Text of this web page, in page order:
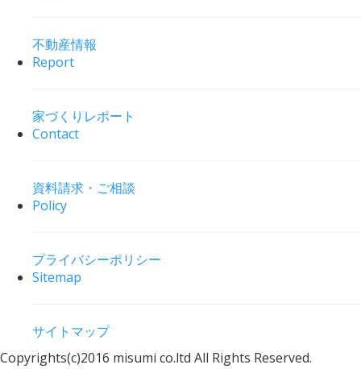
不動産情報
Report
家づくりレポート
Contact
資料請求・ご相談
Policy
プライバシーポリシー
Sitemap
サイトマップ
Copyrights(c)2016 misumi co.ltd All Rights Reserved.